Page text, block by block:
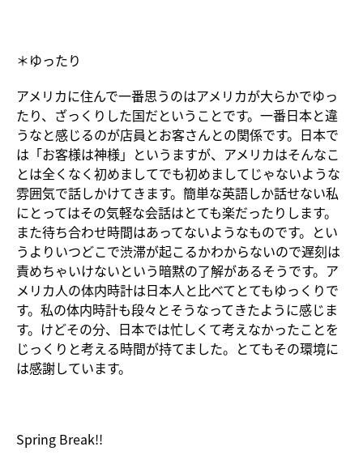
＊ゆったり
アメリカに住んで一番思うのはアメリカが大らかでゆっ
たり、ざっくりした国だということです。一番日本と違
うなと感じるのが店員とお客さんとの関係です。日本で
は「お客様は神様」というますが、アメリカはそんなこ
とは全くなく初めましてでも初めましてじゃないような
雰囲気で話しかけてきます。簡単な英語しか話せない私
にとってはその気軽な会話はとても楽だったりします。
また待ち合わせ時間はあってないようなものです。とい
うよりいつどこで渋滞が起こるかわからないので遅刻は
責めちゃいけないという暗黙の了解があるそうです。ア
メリカ人の体内時計は日本人と比べてとてもゆっくりで
す。私の体内時計も段々とそうなってきたように感じま
す。けどその分、日本では忙しくて考えなかったことを
じっくりと考える時間が持てました。とてもその環境に
は感謝しています。
Spring Break!!